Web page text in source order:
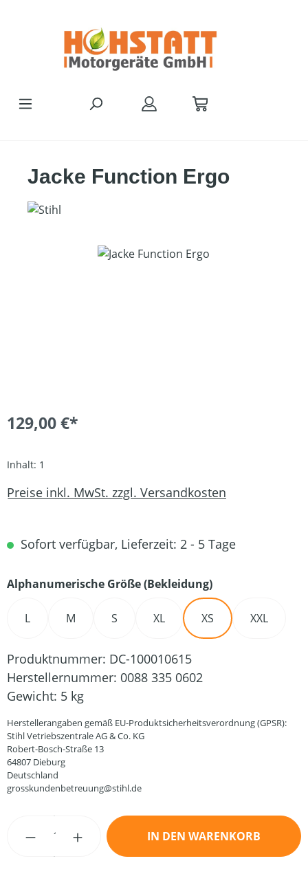
Jacke Function Ergo
Bildergalerie überspringen
129,00 €*
Inhalt: 1
Preise inkl. MwSt. zzgl. Versandkosten
Sofort verfügbar, Lieferzeit: 2 - 5 Tage
Alphanumerische Größe (Bekleidung)auswählen
L M S XL XS XXL
Produktnummer: DC-100010615
Herstellernummer: 0088 335 0602
Gewicht: 5 kg
Herstellerangaben gemäß EU-Produktsicherheitsverordnung (GPSR):
Stihl Vetriebszentrale AG & Co. KG
Robert-Bosch-Straße 13
64807 Dieburg
Deutschland
grosskundenbetreuung@stihl.de
Produkt Anzahl: Gib den gewünschten
IN DEN WARENKORB